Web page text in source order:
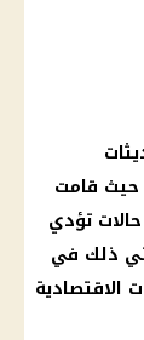
قامت
تؤدي
ذلك في
الاقتصادية